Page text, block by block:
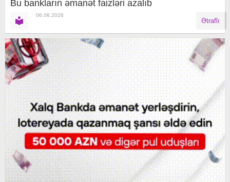
Bu bankların əmanət faizləri azalıb
06.08.2026
Ətraflı